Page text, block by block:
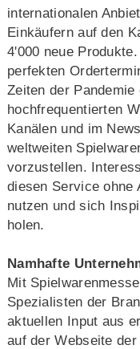
internationalen
Einkäufern auf den
4'000 neue
perfekten
Zeiten der
hochfrequentierten
Kanälen und im
weltweiten
vorzustellen.
diesen Service ohne
nutzen und sich
holen.
Namhafte
Mit
Spezialisten der
aktuellen Input aus
auf der Webseite